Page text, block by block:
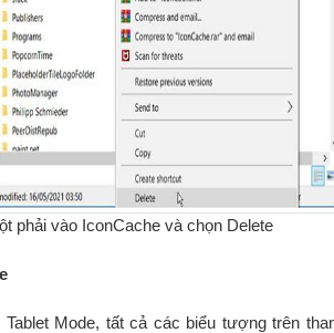
vào IconCache và chọn Delete
Mode, tất cả các biểu tượng trên